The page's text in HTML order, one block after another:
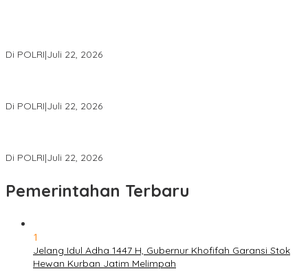
Di POLRI|Juli 22, 2026
Di POLRI|Juli 22, 2026
Di POLRI|Juli 22, 2026
Pemerintahan Terbaru
1
Jelang Idul Adha 1447 H, Gubernur Khofifah Garansi Stok
Hewan Kurban Jatim Melimpah